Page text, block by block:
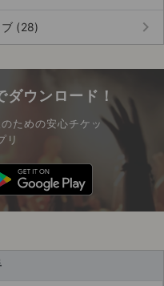
(28) keyboard_arrow_right
ウンロード！
ための安心チケッ
リ